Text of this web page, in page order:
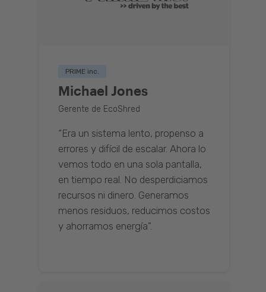
PRIME inc.
Michael Jones
Gerente de EcoShred
“Era un sistema lento, propenso a
errores y difícil de escalar. Ahora lo
vemos todo en una sola pantalla,
en tiempo real. No desperdiciamos
recursos ni dinero. Generamos
menos residuos, reducimos costos
y ahorramos energía".